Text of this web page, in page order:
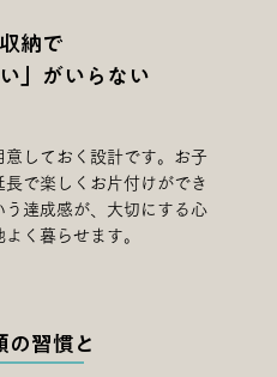
納で
」がいらない
しておく設計です。お子
で楽しくお片付けができ
う達成感が、大切にする心
く暮らせます。
の習慣と